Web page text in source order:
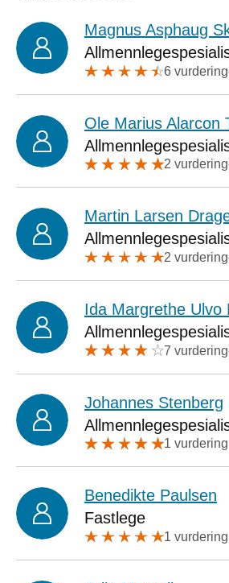
Magnus Asphaug
6
Ole Marius Alarcon
2
Martin Larsen
2
Ida Margrethe Ulvo
7
Johannes Stenberg
1 vurdering
Benedikte Paulsen
Fastlege
1 vurdering